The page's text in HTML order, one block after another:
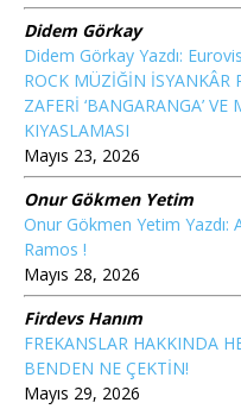
Didem Görkay
Didem Görkay Yazdı:
ROCK MÜZİĞİN İSYANKÂR
ZAFERİ ‘BANGARANGA’ VE
KIYASLAMASI
Mayıs 23, 2026
Onur Gökmen Yetim
Onur Gökmen Yetim Yazdı:
Ramos !
Mayıs 28, 2026
Firdevs Hanım
FREKANSLAR HAKKINDA
BENDEN NE ÇEKTİN!
Mayıs 29, 2026